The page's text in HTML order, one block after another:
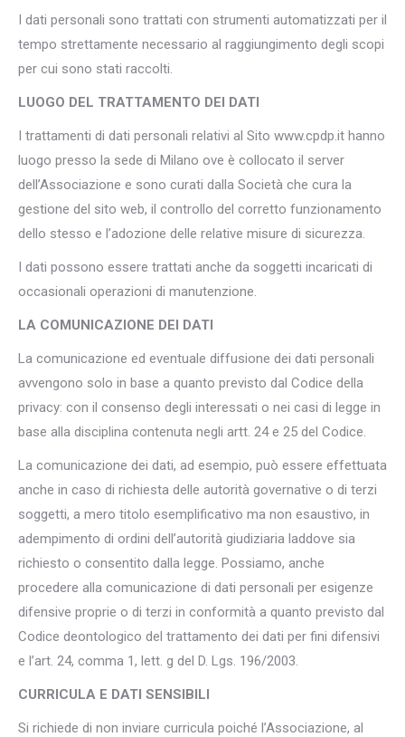
I dati personali sono trattati con strumenti automatizzati per il
tempo strettamente necessario al raggiungimento degli scopi
per cui sono stati raccolti.
LUOGO DEL TRATTAMENTO DEI DATI
I trattamenti di dati personali relativi al Sito www.cpdp.it hanno
luogo presso la sede di Milano ove è collocato il server
dell’Associazione e sono curati dalla Società che cura la
gestione del sito web, il controllo del corretto funzionamento
dello stesso e l’adozione delle relative misure di sicurezza.
I dati possono essere trattati anche da soggetti incaricati di
occasionali operazioni di manutenzione.
LA COMUNICAZIONE DEI DATI
La comunicazione ed eventuale diffusione dei dati personali
avvengono solo in base a quanto previsto dal Codice della
privacy: con il consenso degli interessati o nei casi di legge in
base alla disciplina contenuta negli artt. 24 e 25 del Codice.
La comunicazione dei dati, ad esempio, può essere effettuata
anche in caso di richiesta delle autorità governative o di terzi
soggetti, a mero titolo esemplificativo ma non esaustivo, in
adempimento di ordini dell’autorità giudiziaria laddove sia
richiesto o consentito dalla legge. Possiamo, anche
procedere alla comunicazione di dati personali per esigenze
difensive proprie o di terzi in conformità a quanto previsto dal
Codice deontologico del trattamento dei dati per fini difensivi
e l’art. 24, comma 1, lett. g del D. Lgs. 196/2003.
CURRICULA E DATI SENSIBILI
Si richiede di non inviare curricula poiché l’Associazione, al